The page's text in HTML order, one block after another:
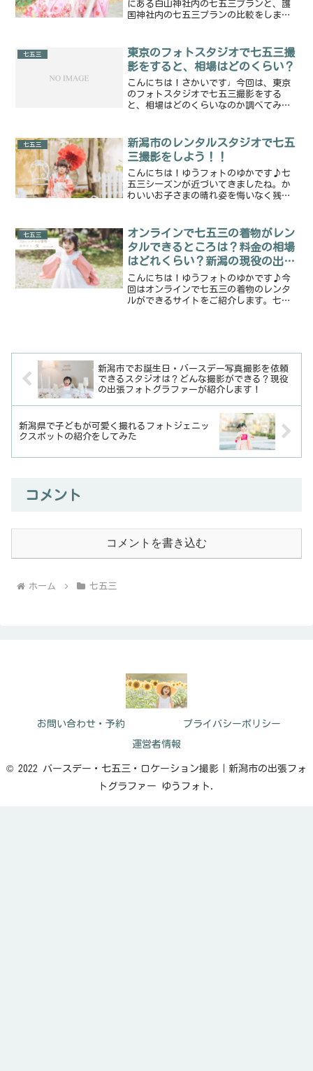
にある白山神社内の七五三プランと、護
国神社内の七五三プランの比較をしまし
紹介していきます。白山神社新潟市中央
区にあります。七五三セッ...
七五三
東京のフォトスタジオで七五三撮
影をすると、相場はどのくらい？
こんにちは！さかいです♩今回は、東京
のフォトスタジオで七五三撮影をする
と、相場はどのくらいなのか調べてみま
データ：100カット衣装：...
七五三
新潟市のレンタルスタジオで七五
三撮影をしよう！！
こんにちは！ゆうフォトのゆかです♪七
五三シーズンが近づいてきましたね。か
わいいお子さまの晴れ姿を悔いなく残せ
南区にある、レンタルスタジオ「アンク
ルぺぺ」さんでの七五三撮...
七五三
オンラインで七五三の着物がレン
タルできるところは？料金の相場
はどれくらい？新潟の現役の出張
フォトグラファーがショップの紹
介！
こんにちは！ゆうフォトのゆかです♪今
回はオンラインで七五三の着物のレンタ
ルができるサイトをご紹介します。七五
新潟市でお誕生日・バースデー写真撮影を依頼
できるスタジオは？どんな撮影ができる？現役
の出張フォトグラファーが紹介します！
新潟県で子どもが可愛く撮れるフォトジェニッ
クスポットの紹介をしてみた
コメント
コメントを書き込む
ホーム 七五三
お問い合わせ・予約 プライバシーポリシー
運営者情報
© 2022 バースデー・七五三・ロケーション撮影｜新潟市の出張フォ
トグラファー ゆうフォト.